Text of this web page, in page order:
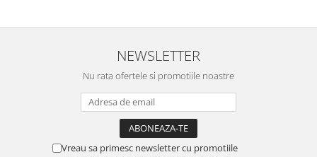
NEWSLETTER
Nu rata ofertele si promotiile noastre
Vreau sa primesc newsletter cu promotiile